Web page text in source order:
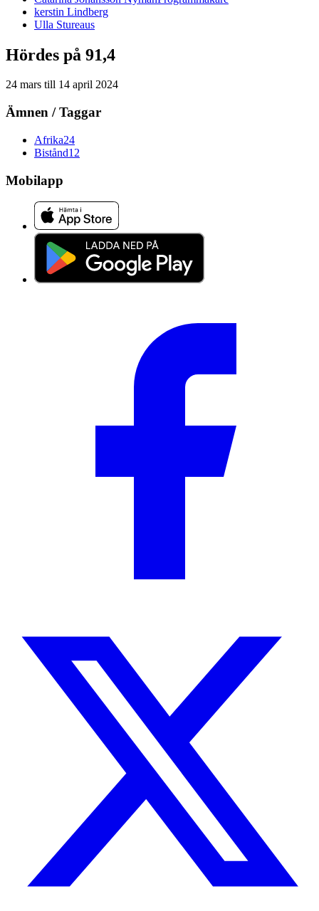
kerstin Lindberg
Ulla Stureaus
Hördes på 91,4
24 mars till 14 april 2024
Ämnen / Taggar
Afrika24
Bistånd12
Mobilapp